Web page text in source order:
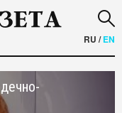
RU /EN